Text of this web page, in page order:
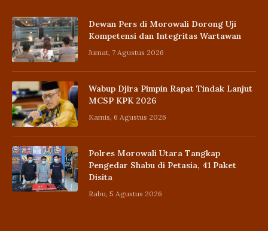
Dewan Pers di Morowali Dorong Uji
Kompetensi dan Integritas Wartawan
Jumat, 7 Agustus 2026
Wabup Djira Pimpin Rapat Tindak Lanjut
MCSP KPK 2026
Kamis, 6 Agustus 2026
Polres Morowali Utara Tangkap
Pengedar Shabu di Petasia, 41 Paket
Disita
Rabu, 5 Agustus 2026